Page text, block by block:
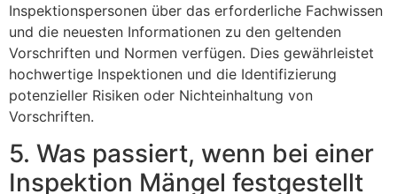
Inspektionspersonen über das erforderliche Fachwissen
und die neuesten Informationen zu den geltenden
Vorschriften und Normen verfügen. Dies gewährleistet
hochwertige Inspektionen und die Identifizierung
potenzieller Risiken oder Nichteinhaltung von
Vorschriften.
5. Was passiert, wenn bei einer
Inspektion Mängel festgestellt